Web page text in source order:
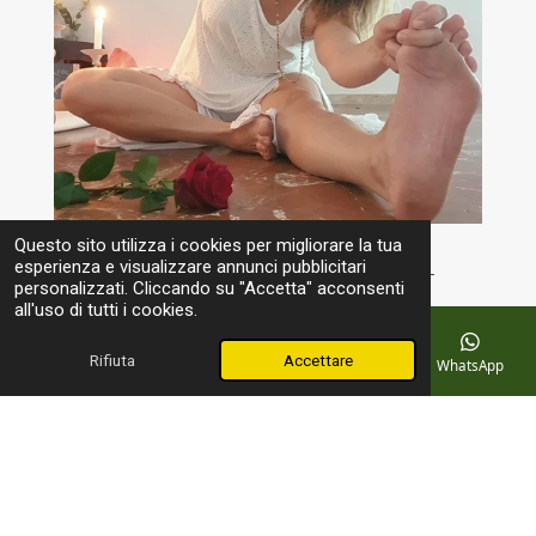
Questo sito utilizza i cookies per migliorare la tua
esperienza e visualizzare annunci pubblicitari
personalizzati. Cliccando su "Accetta" acconsenti
all'uso di tutti i cookies.
Rifiuta Accettare
l'INIZIAZIONE SHREE YOGA LIFE
... a breve nuove date
Telefono Mappa Facebook WhatsApp